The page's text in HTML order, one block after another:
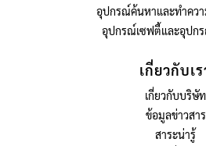
อุปกรณ์ค้นหาและทำคว
อุปกรณ์เซฟตี้และอุปก
เกี่ยวกับเร
เกี่ยวกับบริษัท
ข้อมูลข่าวสาร
สาระน่ารู้